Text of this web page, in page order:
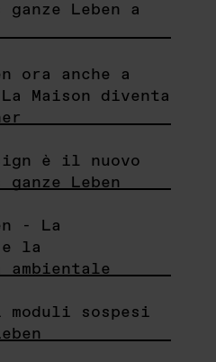
Leben a
ora anche a
Maison diventa
è il nuovo
Leben
- La
la
ambientale
sospesi